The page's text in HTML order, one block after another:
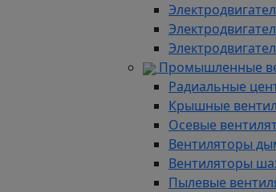
Промышленные
Радиальные
Крышные
Осевые
Вентиляторы
Вентиляторы
Пылевые